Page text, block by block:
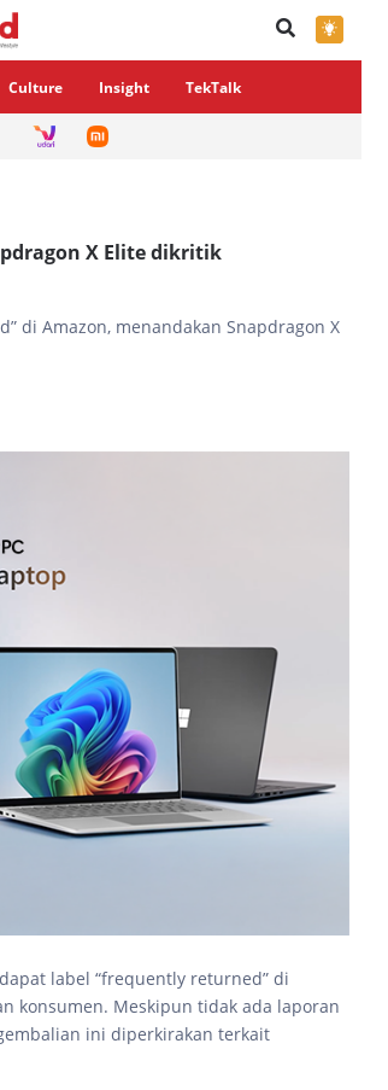
×
Culture Insight TekTalk
X Elite dikritik
di Amazon, menandakan Snapdragon X
label “frequently returned” di
konsumen. Meskipun tidak ada laporan
ini diperkirakan terkait